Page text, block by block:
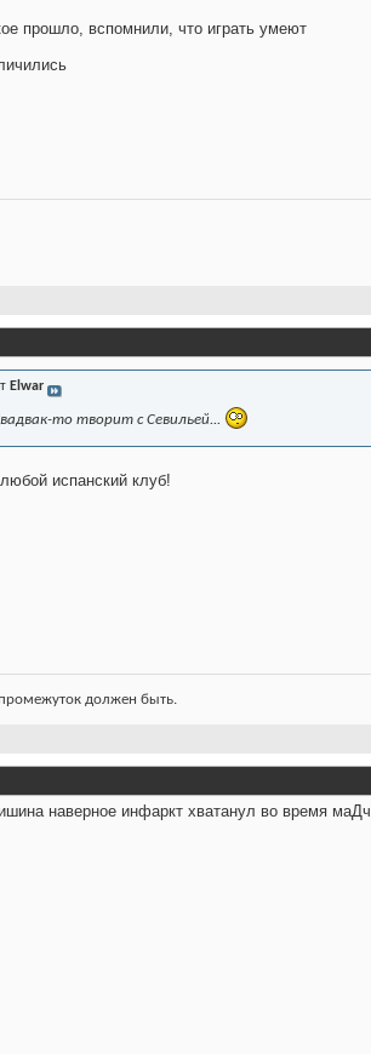
прошло, вспомнили, что играть умеют
Elwar
то творит с Севильей...
испанский клуб!
должен быть.
наверное инфаркт хватанул во время